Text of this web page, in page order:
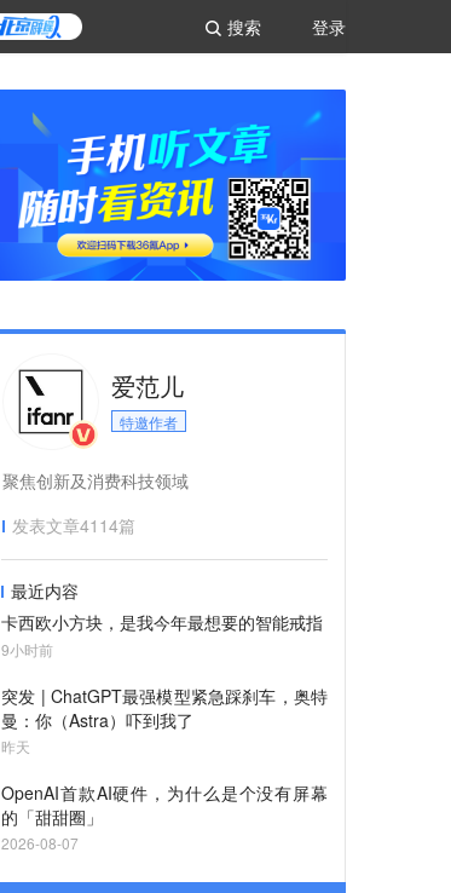
登录
搜索
爱范儿
特邀作者
聚焦创新及消费科技领域
发表文章4114篇
最近内容
卡西欧小方块，是我今年最想要的智能戒指
9小时前
突发 | ChatGPT最强模型紧急踩刹车，奥特
曼：你（Astra）吓到我了
昨天
OpenAI首款AI硬件，为什么是个没有屏幕
的「甜甜圈」
2026-08-07